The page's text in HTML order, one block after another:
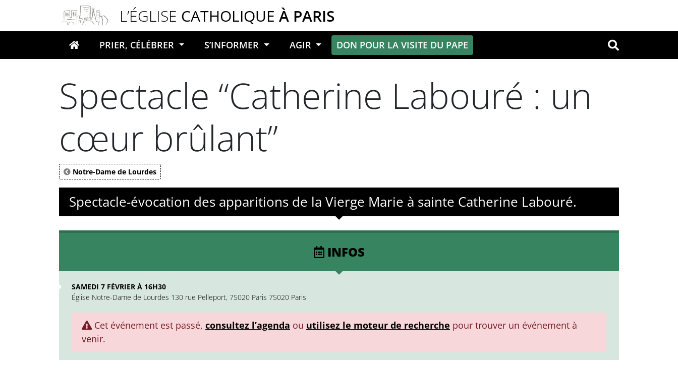
L’ÉGLISE CATHOLIQUE À PARIS
Votre recherche OK
PRIER, CÉLÉBRER S’INFORMER AGIR DON POUR LA VISITE DU PAPE
Spectacle “Catherine Labouré : un
cœur brûlant”
Notre-Dame de Lourdes
Spectacle-évocation des apparitions de la Vierge Marie à sainte Catherine Labouré.
INFOS
SAMEDI 7 FÉVRIER À 16H30
Église Notre-Dame de Lourdes 130 rue Pelleport, 75020 Paris 75020 Paris
Cet événement est passé, consultez l’agenda ou utilisez le moteur de recherche pour trouver un événement à
venir.
Panneau de gestion des cookies